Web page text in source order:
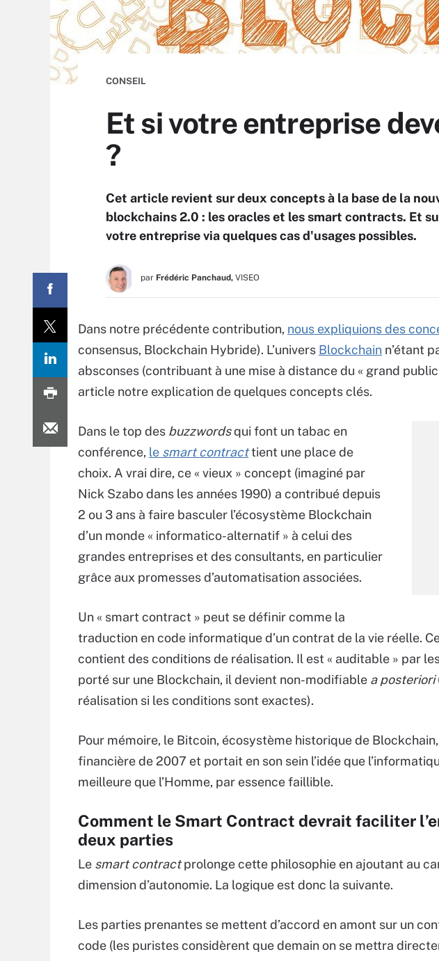
CONSEIL
Et si votre entreprise
?
Cet article revient sur deux concepts à la base de la
blockchains 2.0 : les oracles et les smart contracts. Et
votre entreprise via quelques cas d'usages possibles.
par Frédéric Panchaud, VISEO
Dans notre précédente contribution, nous expliquions des
consensus, Blockchain Hybride). L’univers Blockchain n’étant
absconses (contribuant à une mise à distance du « grand
article notre explication de quelques concepts clés.
Dans le top des buzzwordsqui font un tabac en
conférence, le smart contracttient une place de
choix. A vrai dire, ce « vieux » concept (imaginé par
Nick Szabo dans les années 1990) a contribué depuis
2 ou 3 ans à faire basculer l’écosystème Blockchain
d’un monde « informatico-alternatif » à celui des
grandes entreprises et des consultants, en particulier
grâce aux promesses d’automatisation associées.
Un « smart contract » peut se définir comme la
traduction en code informatique d’un contrat de la vie réelle.
contient des conditions de réalisation. Il est « auditable » par
porté sur une Blockchain, il devient non-modifiable a posteriori
réalisation si les conditions sont exactes).
Pour mémoire, le Bitcoin, écosystème historique de
financière de 2007 et portait en son sein l’idée que
meilleure que l’Homme, par essence faillible.
Comment le Smart Contract devrait faciliter
deux parties
Le smart contractprolonge cette philosophie en ajoutant au
dimension d’autonomie. La logique est donc la suivante.
Les parties prenantes se mettent d’accord en amont sur un
code (les puristes considèrent que demain on se mettra